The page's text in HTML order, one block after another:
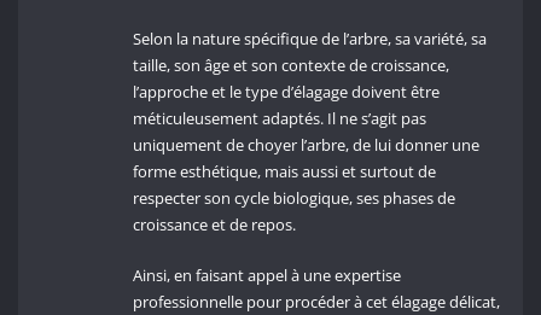
Selon la nature spécifique de l’arbre, sa variété, sa
taille, son âge et son contexte de croissance,
l’approche et le type d’élagage doivent être
méticuleusement adaptés. Il ne s’agit pas
uniquement de choyer l’arbre, de lui donner une
forme esthétique, mais aussi et surtout de
respecter son cycle biologique, ses phases de
croissance et de repos.
Ainsi, en faisant appel à une expertise
professionnelle pour procéder à cet élagage délicat,